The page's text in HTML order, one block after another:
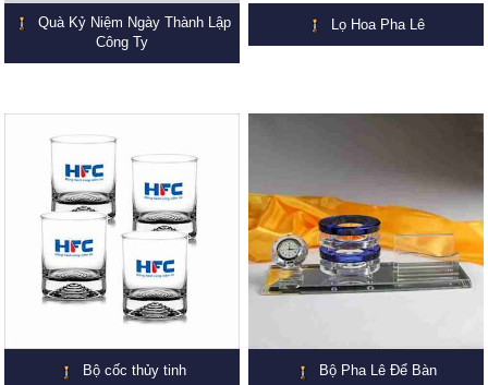
Quà Kỷ Niệm Ngày Thành Lập
Công Ty
Lọ Hoa Pha Lê
Bộ cốc thủy tinh Bộ Pha Lê Để Bàn